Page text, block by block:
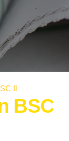
II
BSC